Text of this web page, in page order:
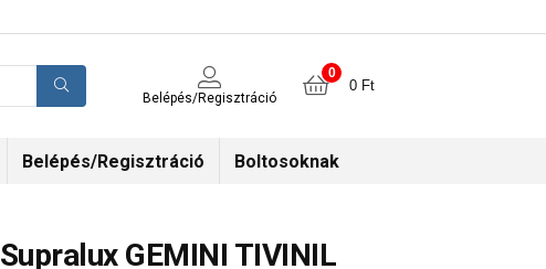
Belépés/Regisztráció
0
0 Ft
Belépés/Regisztráció Boltosoknak
Supralux GEMINI TIVINIL